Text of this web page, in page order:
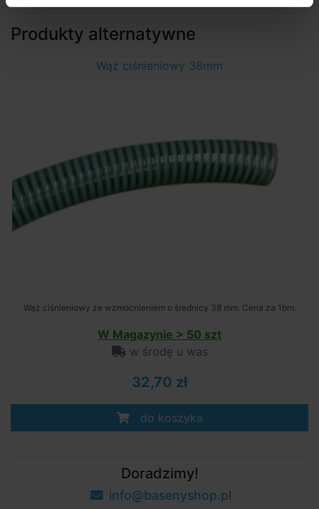
Produkty alternatywne
Wąż ciśnieniowy 38mm
Wąż ciśnieniowy ze wzmocnieniem o średnicy 38 mm. Cena za 1bm.
W Magazynie > 50 szt
w środę u was
32,70 zł
do koszyka
Doradzimy!
info@basenyshop.pl